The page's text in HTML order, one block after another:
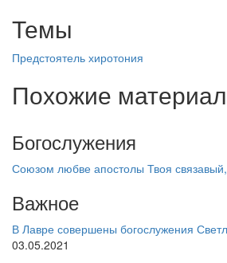
Темы
Предстоятель хиротония
Похожие
Богослужения
Союзом любве апостолы Твоя
Важное
В Лавре совершены богослужения
03.05.2021